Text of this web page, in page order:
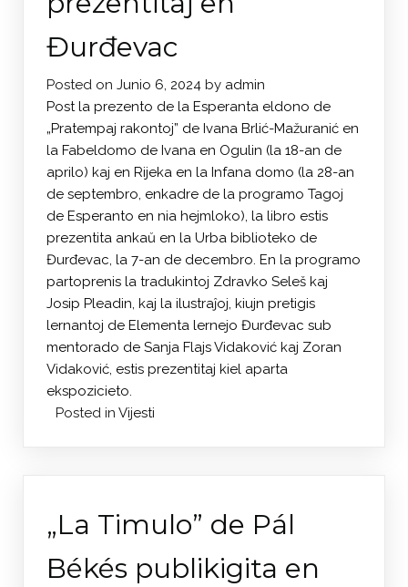
Đurđevac
Posted on Junio 6, 2024 by admin
Post la prezento de la Esperanta eldono de
„Pratempaj rakontoj” de Ivana Brlić-Mažuranić en
la Fabeldomo de Ivana en Ogulin (la 18-an de
aprilo) kaj en Rijeka en la Infana domo (la 28-an
de septembro, enkadre de la programo Tagoj
de Esperanto en nia hejmloko), la libro estis
prezentita ankaŭ en la Urba biblioteko de
Đurđevac, la 7-an de decembro. En la programo
partoprenis la tradukintoj Zdravko Seleš kaj
Josip Pleadin, kaj la ilustraĵoj, kiujn pretigis
lernantoj de Elementa lernejo Đurđevac sub
mentorado de Sanja Flajs Vidaković kaj Zoran
Vidaković, estis prezentitaj kiel aparta
ekspozicieto.
Posted in Vijesti
„La Timulo” de Pál
Békés publikigita en